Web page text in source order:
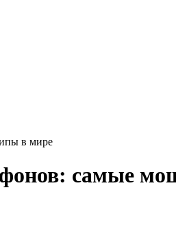
в мире
самые